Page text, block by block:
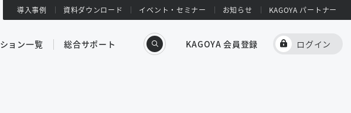
導入事例 資料ダウンロード イベント・セミナー お知らせ KAGOYA パートナー
ョン一覧 総合サポート KAGOYA 会員登録 ログイン